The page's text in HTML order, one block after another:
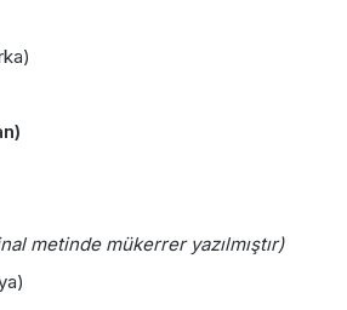
metinde mükerrer yazılmıştır)